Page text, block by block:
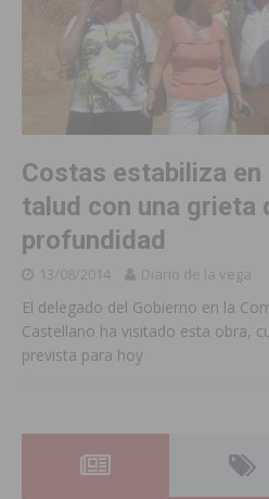
Costas estabiliza en
talud con una grieta
profundidad
13/08/2014 Diario de la vega
El delegado del Gobierno en la
Castellano ha visitado esta obra,
prevista para hoy